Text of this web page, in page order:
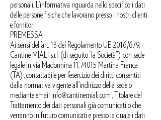
personali. L’informativa riguarda nello specifico i dati
delle persone fisiche che lavorano presso i nostri clienti
e fornitori.
PREMESSA
Ai sensi dell’art. 13 del Regolamento UE 2016/679,
Cantine MIALI s.r.l. (di seguito “la Società”), con sede
legale in via Madonnina 11, 74015 Martina Franca
(TA) , contattabile per l’esercizio dei diritti consentiti
dalla normativa vigente all’indirizzo della sede o
mediante email info@cantinemiali.com , Titolare del
Trattamento dei dati personali già comunicati o che
verranno in futuro comunicati e presso la quale i dati